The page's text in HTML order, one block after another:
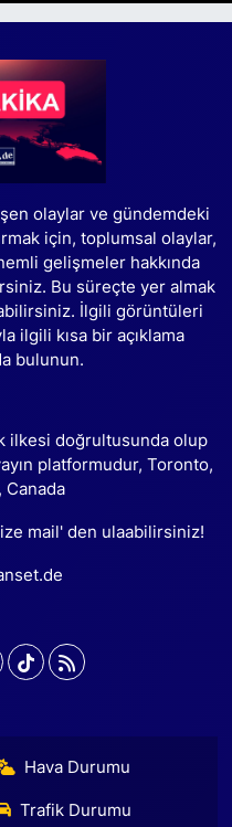
olaylar ve gündemdeki
için, toplumsal olaylar,
gelişmeler hakkında
Bu süreçte yer almak
İlgili görüntüleri
ilgili kısa bir açıklama
bulunun.
ilkesi doğrultusunda olup
platformudur, Toronto,
Canada
mail' den ulaabilirsiniz!
Hava Durumu
Trafik Durumu